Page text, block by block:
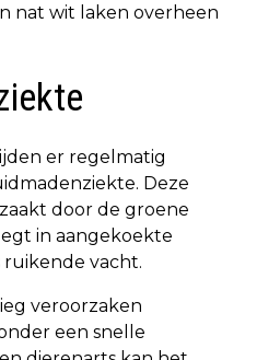
nat wit laken overheen
er regelmatig
Deze
door de groene
in aangekoekte
vacht.
veroorzaken
een snelle